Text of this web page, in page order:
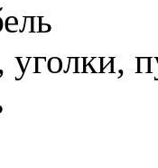
уголки,